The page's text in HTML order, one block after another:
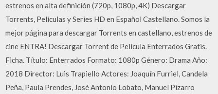
estrenos en alta definición (720p, 1080p, 4K) Descargar
Torrents, Películas y Series HD en Español Castellano. Somos la
mejor página para descargar Torrents en castellano, estrenos de
cine ENTRA! Descargar Torrent de Película Enterrados Gratis.
Ficha. Título: Enterrados Formato: 1080p Género: Drama Año:
2018 Director: Luis Trapiello Actores: Joaquín Furriel, Candela
Peña, Paula Prendes, José Antonio Lobato, Manuel Pizarro